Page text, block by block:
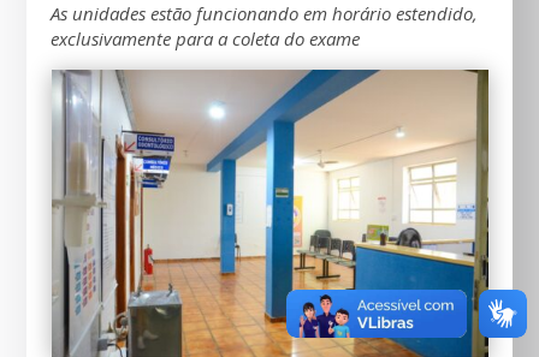
As unidades estão funcionando em horário estendido,
exclusivamente para a coleta do exame